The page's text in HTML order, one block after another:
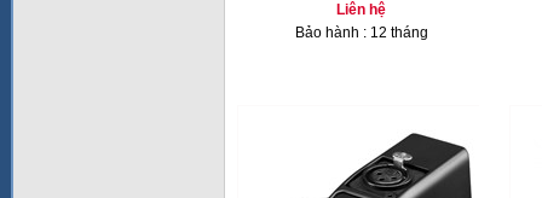
Liên hệ
Bảo hành : 12 tháng